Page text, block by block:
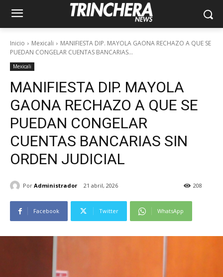
Inicio Mexicali
MANIFIESTA DIP. MAYOLA GAONA RECHAZO A QUE SE
PUEDAN CONGELAR CUENTAS BANCARIAS...
Mexicali
MANIFIESTA DIP. MAYOLA
GAONA RECHAZO A QUE SE
PUEDAN CONGELAR
CUENTAS BANCARIAS SIN
ORDEN JUDICIAL
Por Administrador 21 abril, 2026 208
Facebook Twitter WhatsApp